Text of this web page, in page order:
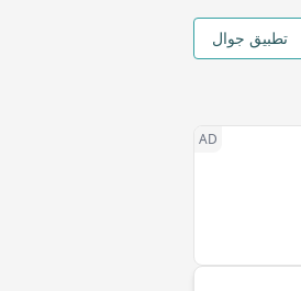
تطبيق جوال